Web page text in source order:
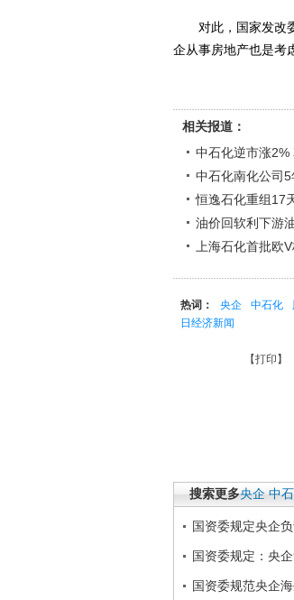
对此，国家发改委
企从事房地产也是考
相关报道：
中石化逆市涨2%
中石化南化公司
恒逸石化重组17
油价回软利下游
上海石化首批欧
热词： 央企 中石化
日经济新闻
【打印 】
搜索更多央企 中
国资委规定央企
国资委规定：央
国资委规范央企